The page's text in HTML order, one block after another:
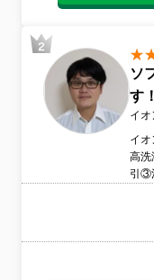
ソ
す！
イ
イ
高洗
引③
術